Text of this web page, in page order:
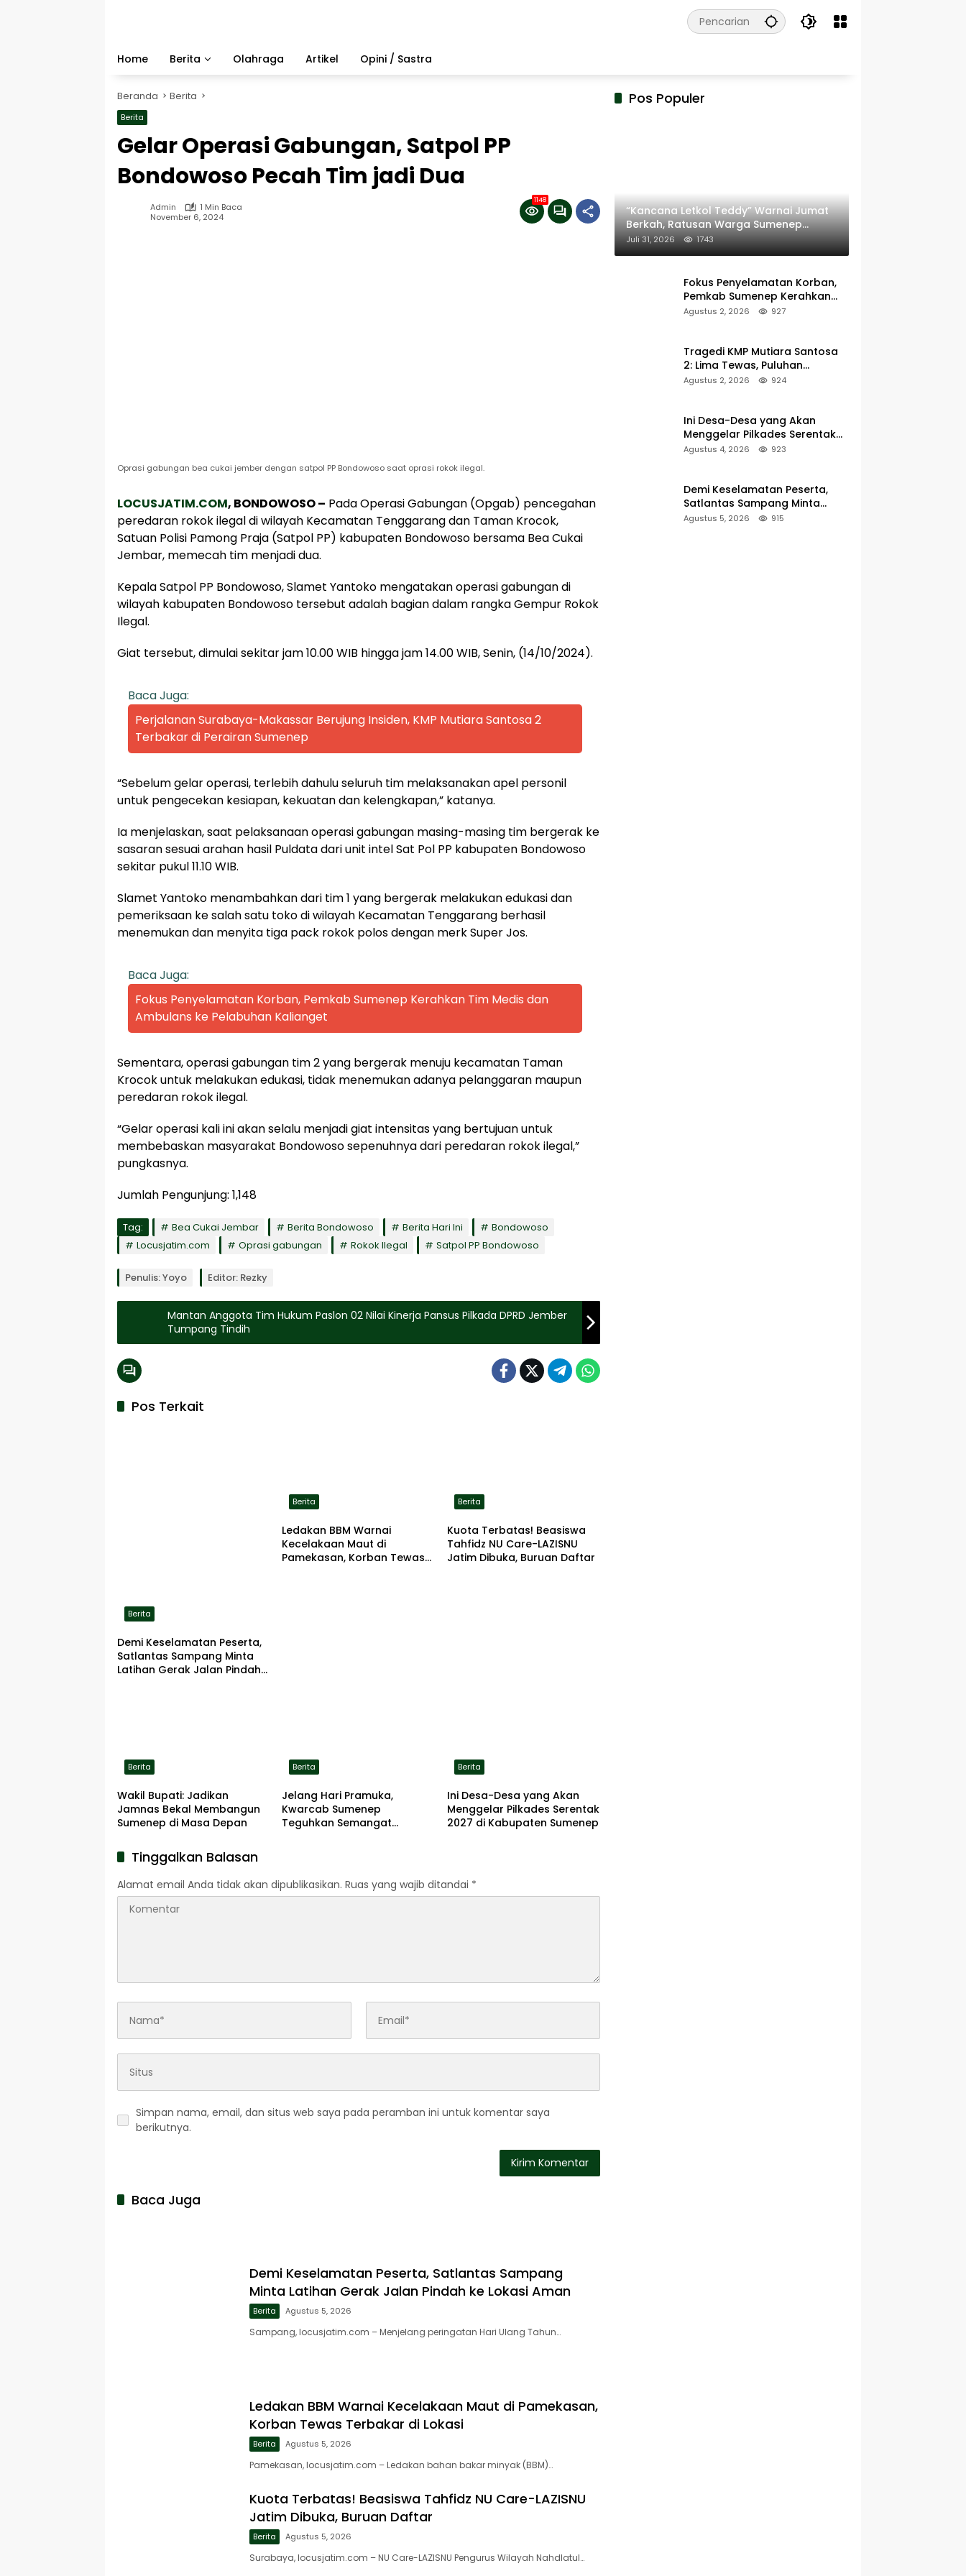
Home
Berita Olahraga Artikel Opini / Sastra
Beranda Berita
Berita
Gelar Operasi Gabungan, Satpol PP
Bondowoso Pecah Tim jadi Dua
Admin
1 Min Baca
November 6, 2024
1148
Oprasi gabungan bea cukai jember dengan satpol PP Bondowoso saat oprasi rokok ilegal.
LOCUSJATIM.COM, BONDOWOSO – Pada Operasi Gabungan (Opgab) pencegahan
peredaran rokok ilegal di wilayah Kecamatan Tenggarang dan Taman Krocok,
Satuan Polisi Pamong Praja (Satpol PP) kabupaten Bondowoso bersama Bea Cukai
Jembar, memecah tim menjadi dua.
Kepala Satpol PP Bondowoso, Slamet Yantoko mengatakan operasi gabungan di
wilayah kabupaten Bondowoso tersebut adalah bagian dalam rangka Gempur Rokok
Ilegal.
Giat tersebut, dimulai sekitar jam 10.00 WIB hingga jam 14.00 WIB, Senin, (14/10/2024).
Baca Juga:
Perjalanan Surabaya-Makassar Berujung Insiden, KMP Mutiara Santosa 2
Terbakar di Perairan Sumenep
“Sebelum gelar operasi, terlebih dahulu seluruh tim melaksanakan apel personil
untuk pengecekan kesiapan, kekuatan dan kelengkapan,” katanya.
Ia menjelaskan, saat pelaksanaan operasi gabungan masing-masing tim bergerak ke
sasaran sesuai arahan hasil Puldata dari unit intel Sat Pol PP kabupaten Bondowoso
sekitar pukul 11.10 WIB.
Slamet Yantoko menambahkan dari tim 1 yang bergerak melakukan edukasi dan
pemeriksaan ke salah satu toko di wilayah Kecamatan Tenggarang berhasil
menemukan dan menyita tiga pack rokok polos dengan merk Super Jos.
Baca Juga:
Fokus Penyelamatan Korban, Pemkab Sumenep Kerahkan Tim Medis dan
Ambulans ke Pelabuhan Kalianget
Sementara, operasi gabungan tim 2 yang bergerak menuju kecamatan Taman
Krocok untuk melakukan edukasi, tidak menemukan adanya pelanggaran maupun
peredaran rokok ilegal.
“Gelar operasi kali ini akan selalu menjadi giat intensitas yang bertujuan untuk
membebaskan masyarakat Bondowoso sepenuhnya dari peredaran rokok ilegal,”
pungkasnya.
Jumlah Pengunjung: 1,148
Tag: Bea Cukai Jembar Berita Bondowoso Berita Hari Ini
Bondowoso
Locusjatim.com
Oprasi gabungan Rokok Ilegal Satpol PP Bondowoso
Penulis: Yoyo Editor: Rezky
Mantan Anggota Tim Hukum Paslon 02 Nilai Kinerja Pansus Pilkada DPRD Jember
Tumpang Tindih
Pos Terkait
Berita
Demi Keselamatan Peserta,
Satlantas Sampang Minta
Latihan Gerak Jalan Pindah
Berita
Ledakan BBM Warnai
Kecelakaan Maut di
Pamekasan, Korban Tewas
Berita
Kuota Terbatas! Beasiswa
Tahfidz NU Care-LAZISNU
Jatim Dibuka, Buruan Daftar
Berita
Wakil Bupati: Jadikan
Jamnas Bekal Membangun
Sumenep di Masa Depan
Berita
Jelang Hari Pramuka,
Kwarcab Sumenep
Teguhkan Semangat
Berita
Ini Desa-Desa yang Akan
Menggelar Pilkades Serentak
2027 di Kabupaten Sumenep
Tinggalkan Balasan
Alamat email Anda tidak akan dipublikasikan. Ruas yang wajib ditandai *
Simpan nama, email, dan situs web saya pada peramban ini untuk komentar saya
berikutnya.
Baca Juga
Demi Keselamatan Peserta, Satlantas Sampang
Minta Latihan Gerak Jalan Pindah ke Lokasi Aman
Berita Agustus 5, 2026
Sampang, locusjatim.com – Menjelang peringatan Hari Ulang Tahun…
Ledakan BBM Warnai Kecelakaan Maut di Pamekasan,
Korban Tewas Terbakar di Lokasi
Berita Agustus 5, 2026
Pamekasan, locusjatim.com – Ledakan bahan bakar minyak (BBM)…
Kuota Terbatas! Beasiswa Tahfidz NU Care-LAZISNU
Jatim Dibuka, Buruan Daftar
Berita Agustus 5, 2026
Surabaya, locusjatim.com – NU Care-LAZISNU Pengurus Wilayah Nahdlatul…
Pos Populer
“Kancana Letkol Teddy” Warnai Jumat
Berkah, Ratusan Warga Sumenep
Terima Nasi Bungkus
Juli 31, 2026 1743
Fokus Penyelamatan Korban,
Pemkab Sumenep Kerahkan
Tim Medis dan Ambulans ke
Agustus 2, 2026 927
Tragedi KMP Mutiara Santosa
2: Lima Tewas, Puluhan
Penumpang Masih Dalam
Agustus 2, 2026 924
Ini Desa-Desa yang Akan
Menggelar Pilkades Serentak
2027 di Kabupaten Sumenep
Agustus 4, 2026 923
Demi Keselamatan Peserta,
Satlantas Sampang Minta
Latihan Gerak Jalan Pindah ke
Agustus 5, 2026 915